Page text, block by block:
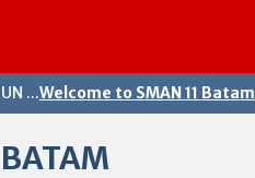
...Welcome to SMAN 11 Batam